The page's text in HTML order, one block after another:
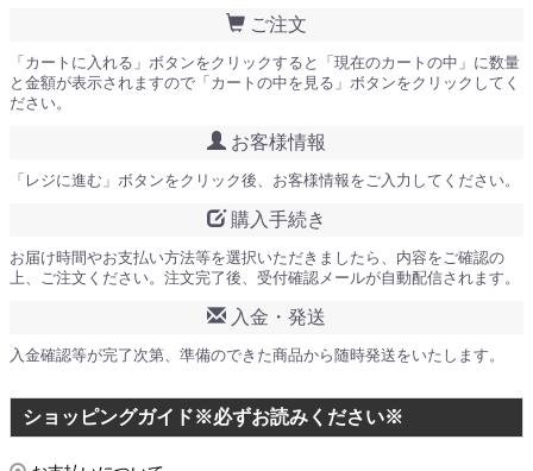
ご注文
「カートに入れる」ボタンをクリックすると「現在のカートの中」に数量
と金額が表示されますので「カートの中を見る」ボタンをクリックしてく
ださい。
お客様情報
「レジに進む」ボタンをクリック後、お客様情報をご入力してください。
購入手続き
お届け時間やお支払い方法等を選択いただきましたら、内容をご確認の
上、ご注文ください。注文完了後、受付確認メールが自動配信されます。
入金・発送
入金確認等が完了次第、準備のできた商品から随時発送をいたします。
ショッピングガイド※必ずお読みください※